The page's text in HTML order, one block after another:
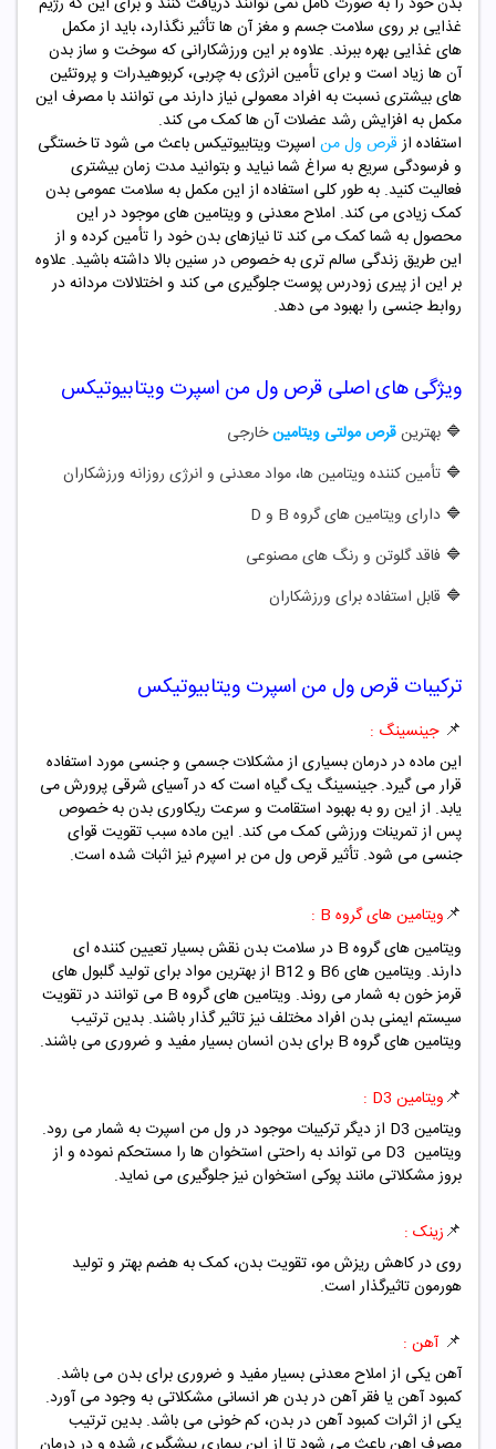
غذایی بر روی سلامت جسم و مغز آن ها تأثیر نگذارد، باید از مکمل
های غذایی بهره ببرند. علاوه بر این ورزشکارانی که سوخت و ساز بدن
آن ها زیاد است و برای تأمین انرژی به چربی، کربوهیدرات و پروتئین
های بیشتری نسبت به افراد معمولی نیاز دارند می توانند با مصرف این
مکمل به افزایش رشد عضلات آن ها کمک می کند.
استفاده از قرص ول من اسپرت ویتابیوتیکس باعث می شود تا خستگی
و فرسودگی سریع به سراغ شما نیاید و بتوانید مدت زمان بیشتری
فعالیت کنید. به طور کلی استفاده از این مکمل به سلامت عمومی بدن
کمک زیادی می کند. املاح معدنی و ویتامین های موجود در این
محصول به شما کمک می کند تا نیازهای بدن خود را تأمین کرده و از
این طریق زندگی سالم تری به خصوص در سنین بالا داشته باشید. علاوه
بر این از پیری زودرس پوست جلوگیری می کند و اختلالات مردانه در
روابط جنسی را بهبود می دهد.
ویژگی های اصلی قرص ول من اسپرت ویتابیوتیکس
🔷 بهترینقرص مولتی ویتامینخارجی
🔷 تأمین کننده ویتامین ها، مواد معدنی و انرژی روزانه ورزشکاران
🔷 دارای ویتامین های گروه B و D
🔷 فاقد گلوتن و رنگ های مصنوعی
🔷 قابل استفاده برای ورزشکاران
ترکیبات قرص ول من اسپرت ویتابیوتیکس
📌 جینسینگ :
این ماده در درمان بسیاری از مشکلات جسمی و جنسی مورد استفاده
قرار می گیرد. جینسینگ یک گیاه است که در آسیای شرقی پرورش می
یابد. از این رو به بهبود استقامت و سرعت ریکاوری بدن به خصوص
پس از تمرینات ورزشی کمک می کند. این ماده سبب تقویت قوای
جنسی می شود. تأثیر قرص ول من بر اسپرم نیز اثبات شده است.
📌ویتامین های گروه B :
ویتامین های گروه B در سلامت بدن نقش بسیار تعیین کننده ای
دارند. ویتامین های B6 و B12 از بهترین مواد برای تولید گلبول های
قرمز خون به شمار می روند. ویتامین های گروه B می توانند در تقویت
سیستم ایمنی بدن افراد مختلف نیز تاثیر گذار باشند. بدین ترتیب
ویتامین های گروه B برای بدن انسان بسیار مفید و ضروری می باشند.
📌ویتامین D3 :
ویتامین D3 از دیگر ترکیبات موجود در ول من اسپرت به شمار می رود.
ویتامین D3 می تواند به راحتی استخوان ها را مستحکم نموده و از
بروز مشکلاتی مانند پوکی استخوان نیز جلوگیری می نماید.
📌زینک :
روی در کاهش ریزش مو، تقویت بدن، کمک به هضم بهتر و تولید
هورمون تاثیرگذار است.
📌 آهن :
آهن یکی از املاح معدنی بسیار مفید و ضروری برای بدن می باشد.
کمبود آهن یا فقر آهن در بدن هر انسانی مشکلاتی به وجود می آورد.
یکی از اثرات کمبود آهن در بدن، کم خونی می باشد. بدین ترتیب